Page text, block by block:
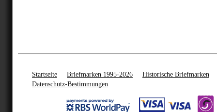
Startseite Briefmarken 1995-2026
Historische Briefmarken
Datenschutz-Bestimmungen